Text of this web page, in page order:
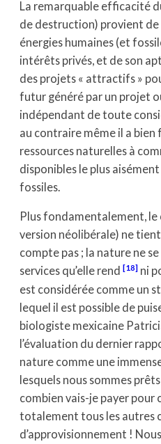
La remarquable efficacité
de destruction) provient de
énergies humaines (et
intérêts privés, et de son
des projets « attractifs »
futur généré par un projet
indépendant de toute
au contraire même il a bien
ressources naturelles à
disponibles le plus
fossiles.
Plus fondamentalement,
version néolibérale) ne
compte pas ; la nature ne
services qu’elle rend
[18] ni
est considérée comme un
lequel il est possible de
biologiste mexicaine
l’évaluation du dernier
nature comme une
lesquels nous sommes
combien vais-je payer pour
totalement tous les autres
d’approvisionnement !